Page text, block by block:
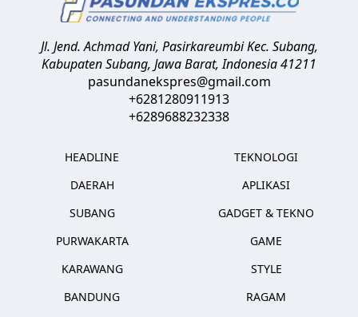
Jl. Jend. Achmad Yani, Pasirkareumbi Kec. Subang,
Kabupaten Subang, Jawa Barat,Indonesia41211
pasundanekspres@gmail.com
+6281280911913
+6289688232338
HEADLINE
DAERAH
SUBANG
PURWAKARTA
KARAWANG
BANDUNG
TEKNOLOGI
APLIKASI
GADGET & TEKNO
GAME
STYLE
RAGAM